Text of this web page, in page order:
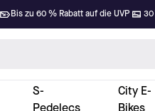
Bis zu 60 % Rabatt auf die UVP 30
S-
Pedelecs
City E-
Bikes